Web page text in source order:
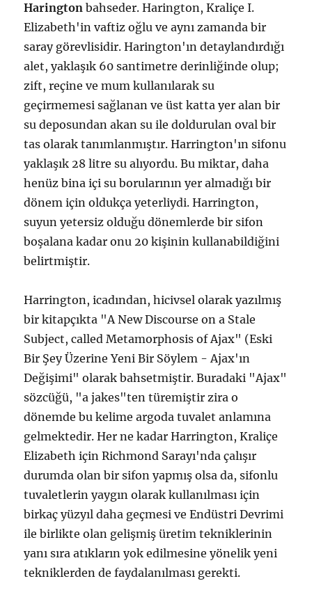
Harington bahseder. Harington, Kraliçe I.
Elizabeth'in vaftiz oğlu ve aynı zamanda bir
saray görevlisidir. Harington'ın detaylandırdığı
alet, yaklaşık 60 santimetre derinliğinde olup;
zift, reçine ve mum kullanılarak su
geçirmemesi sağlanan ve üst katta yer alan bir
su deposundan akan su ile doldurulan oval bir
tas olarak tanımlanmıştır. Harrington'ın sifonu
yaklaşık 28 litre su alıyordu. Bu miktar, daha
henüz bina içi su borularının yer almadığı bir
dönem için oldukça yeterliydi. Harrington,
suyun yetersiz olduğu dönemlerde bir sifon
boşalana kadar onu 20 kişinin kullanabildiğini
belirtmiştir.
Harrington, icadından, hicivsel olarak yazılmış
bir kitapçıkta "A New Discourse on a Stale
Subject, called Metamorphosis of Ajax" (Eski
Bir Şey Üzerine Yeni Bir Söylem - Ajax'ın
Değişimi" olarak bahsetmiştir. Buradaki "Ajax"
sözcüğü, "a jakes"ten türemiştir zira o
dönemde bu kelime argoda tuvalet anlamına
gelmektedir. Her ne kadar Harrington, Kraliçe
Elizabeth için Richmond Sarayı'nda çalışır
durumda olan bir sifon yapmış olsa da, sifonlu
tuvaletlerin yaygın olarak kullanılması için
birkaç yüzyıl daha geçmesi ve Endüstri Devrimi
ile birlikte olan gelişmiş üretim tekniklerinin
yanı sıra atıkların yok edilmesine yönelik yeni
tekniklerden de faydalanılması gerekti.